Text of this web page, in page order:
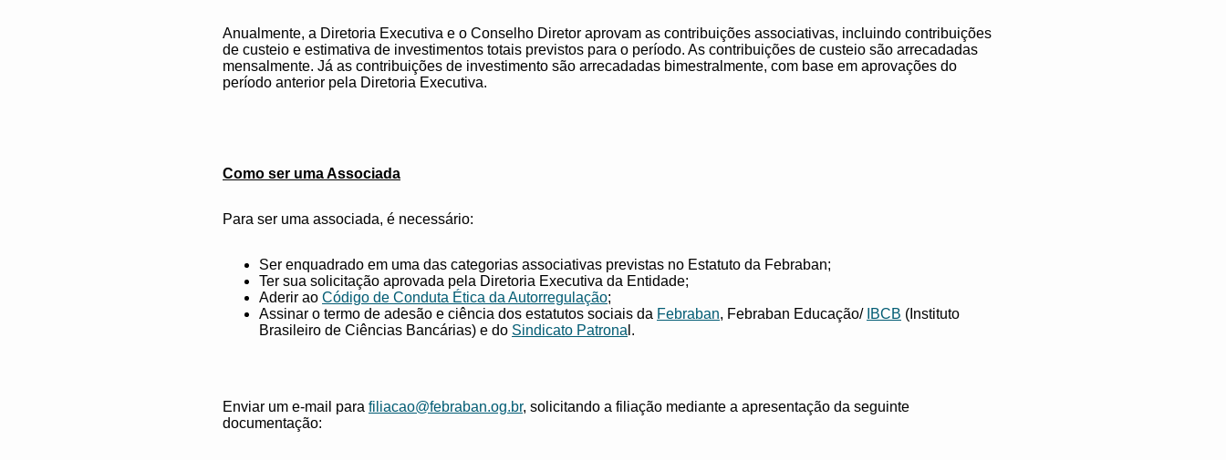
Anualmente, a Diretoria Executiva e o Conselho Diretor aprovam as contribuições associativas, incluindo contribuições
de custeio e estimativa de investimentos totais previstos para o período. As contribuições de custeio são arrecadadas
mensalmente. Já as contribuições de investimento são arrecadadas bimestralmente, com base em aprovações do
período anterior pela Diretoria Executiva.
Como ser uma Associada
Para ser uma associada, é necessário:
Ser enquadrado em uma das categorias associativas previstas no Estatuto da Febraban;
Ter sua solicitação aprovada pela Diretoria Executiva da Entidade;
Aderir ao Código de Conduta Ética da Autorregulação;
Assinar o termo de adesão e ciência dos estatutos sociais da Febraban, Febraban Educação/ IBCB (Instituto
Brasileiro de Ciências Bancárias) e do Sindicato Patrona l.
Enviar um e-mail para filiacao@febraban.og.br, solicitando a filiação mediante a apresentação da seguinte
documentação: